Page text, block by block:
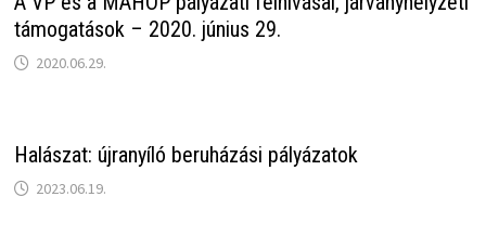
támogatások – 2020. június 29.
2020.06.29.
Halászat: újranyíló beruházási pályázatok
2023.06.19.